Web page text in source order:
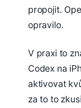
propojit.
opravilo.
V praxi to
Codex na
aktivovat
za to to